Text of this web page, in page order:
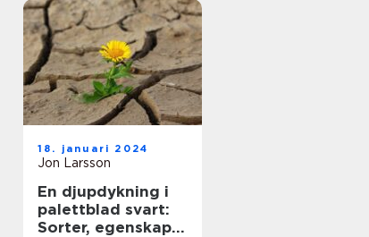
18. januari 2024
Jon Larsson
En djupdykning i
palettblad svart:
Sorter, egenskaper